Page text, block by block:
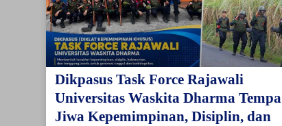
Dikpasus Task Force Rajawali
Universitas Waskita Dharma Tempa
Jiwa Kepemimpinan, Disiplin, dan